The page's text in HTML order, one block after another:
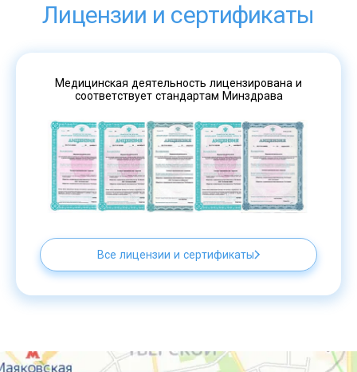
Лицензии и сертификаты
Медицинская деятельность лицензирована и
соответствует стандартам Минздрава
Все лицензии и сертификаты